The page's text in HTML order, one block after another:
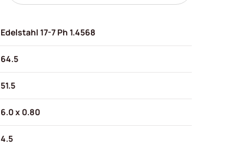
Edelstahl 17-7 Ph 1.4568
64.5
51.5
6.0 x 0.80
4.5